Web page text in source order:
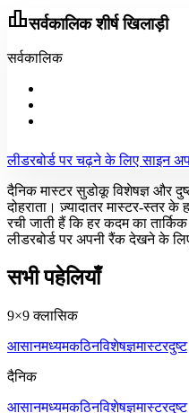
leaderboardसर्वकालिक शीर्ष खिलाड़ी
सर्वकालिक
लीडरबोर्ड पर चढ़ने के लिए साइन
दैनिक मास्टर सुडोकू विशेषज्ञ और
दोहराता। ज़्यादातर मास्टर-स्तर
रची जाती हैं कि हर कदम का
लीडरबोर्ड पर अपनी रैंक देखने के
सभी पहेलियाँ
9×9 क्लासिक
आसानमध्यमकठिनविशेषज्ञमास्टरदुष्ट
दैनिक
आसानमध्यमकठिनविशेषज्ञमास्टरदुष्ट